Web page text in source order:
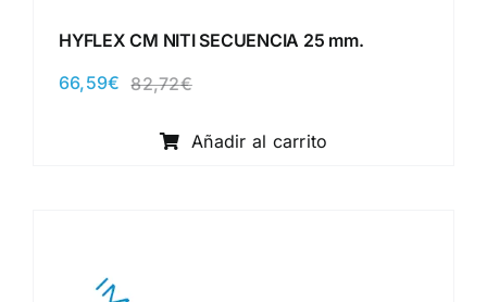
HYFLEX CM NITI SECUENCIA 25 mm.
82,72€El
original
era:
66,59€
El
actual
es:
Añadir al carrito